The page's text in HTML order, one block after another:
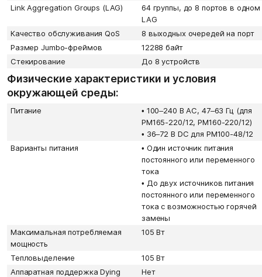
Link Aggregation Groups (LAG)
64 группы, до 8 портов в одном
LAG
Качество обслуживания QoS
8 выходных очередей на порт
Размер Jumbo-фреймов
12288 байт
Стекирование
До 8 устройств
Физические характеристики и условия
окружающей среды:
Питание • 100–240 В AC, 47–63 Гц (для
PM165-220/12, PM160-220/12)
• 36–72 В DC для PM100-48/12
Варианты питания
• Один источник питания
постоянного или переменного
тока
• До двух источников питания
постоянного или переменного
тока с возможностью горячей
замены
Максимальная потребляемая
мощность
105 Вт
Тепловыделение
105 Вт
Аппаратная поддержка Dying
Нет